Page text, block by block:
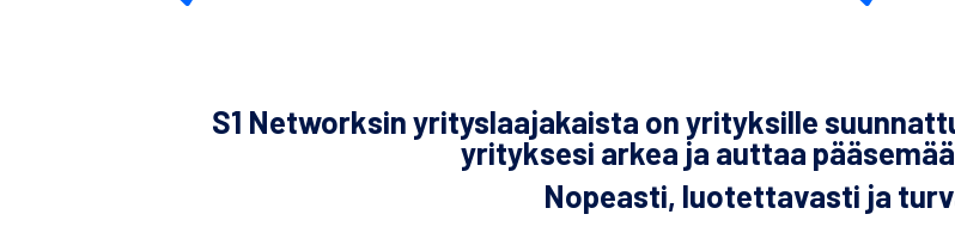
S1 Networksin yrityslaajakaista on yrityksille
yrityksesi arkea ja auttaa
Nopeasti, luotettavasti ja